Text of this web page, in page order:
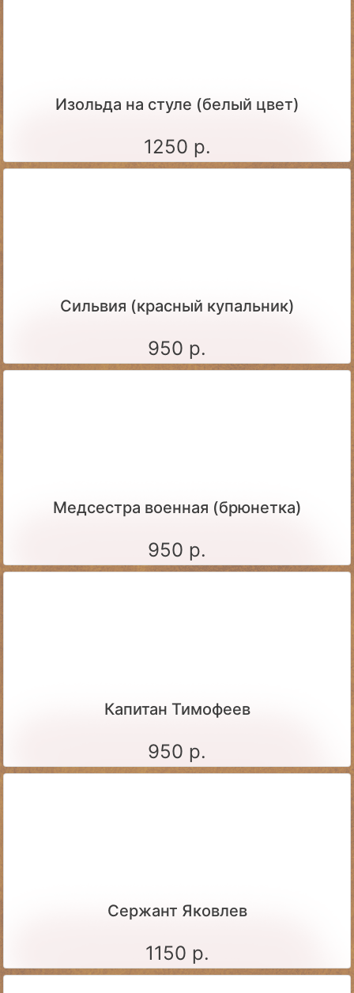
Изольда на стуле (белый цвет)
1250 р.
Сильвия (красный купальник)
950 р.
Медсестра военная (брюнетка)
950 р.
Капитан Тимофеев
950 р.
Сержант Яковлев
1150 р.